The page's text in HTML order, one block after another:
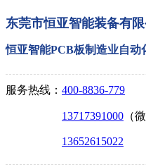
东莞市恒亚智能装备有限
恒亚智能PCB板制造业自动
服务热线： 400-8836-779
13717391000 （
13652615022